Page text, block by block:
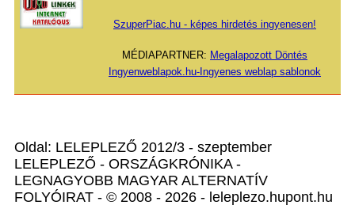
SzuperPiac.hu - képes hirdetés ingyenesen!
MÉDIAPARTNER: Megalapozott Döntés
Ingyenweblapok.hu-Ingyenes weblap sablonok
Oldal: LELEPLEZŐ 2012/3 - szeptember
LELEPLEZŐ - ORSZÁGKRÓNIKA -
LEGNAGYOBB MAGYAR ALTERNATÍV
FOLYÓIRAT - © 2008 - 2026 - leleplezo.hupont.hu